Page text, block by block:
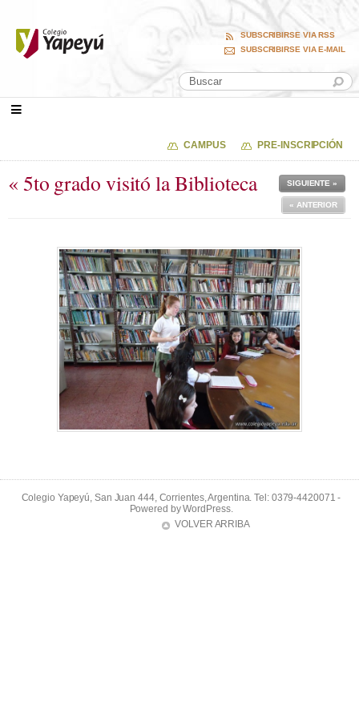
SUBSCRIBIRSE VIA RSS
SUBSCRIBIRSE VIA E-MAIL
CAMPUS PRE-INSCRIPCIÓN
« 5to grado visitó la Biblioteca SIGUIENTE »
« ANTERIOR
Colegio Yapeyú, San Juan 444, Corrientes, Argentina. Tel: 0379-4420071 -
Powered byWordPress.
VOLVER ARRIBA